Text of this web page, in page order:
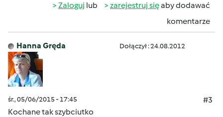
Zaloguj lub zarejestruj sięaby dodawać
komentarze
Hanna Gręda Dołączył : 24.08.2012
śr., 05/06/2015 - 17:45
#3
Kochane tak szybciutko